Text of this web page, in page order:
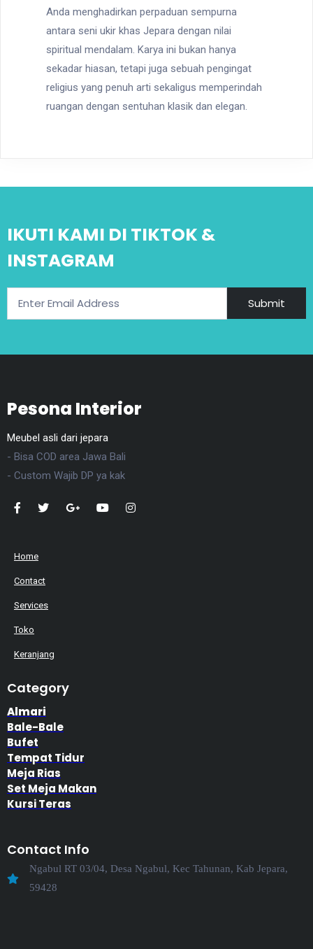
Anda menghadirkan perpaduan sempurna
antara seni ukir khas Jepara dengan nilai
spiritual mendalam. Karya ini bukan hanya
sekadar hiasan, tetapi juga sebuah pengingat
religius yang penuh arti sekaligus memperindah
ruangan dengan sentuhan klasik dan elegan.
IKUTI KAMI DI TIKTOK &
INSTAGRAM
Submit
Pesona Interior
Meubel asli dari jepara
- Bisa COD area Jawa Bali
- Custom Wajib DP ya kak
Home
Contact
Services
Toko
Keranjang
Category
Almari
Bale-Bale
Bufet
Tempat Tidur
Meja Rias
Set Meja Makan
Kursi Teras
Contact Info
Ngabul RT 03/04, Desa Ngabul, Kec Tahunan, Kab Jepara,
59428